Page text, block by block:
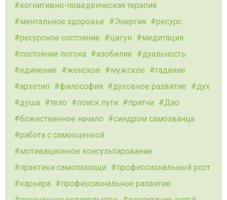
когнитивно-поведенческая терапия
ментальное здоровье
Энергия
ресурс
ресурсное состояние
цигун
медитация
состояние потока
изобилие
дуальность
единение
женское мужское
гадание
архетип
философия духовное развитие
дух
душа
тело поиск пути притчи
Дао
божественное начало
синдром самозванца
работа с самооценкой
мотивационное консультирование
практики самопомощи
профессиональный рост
карьера
профессиональное развитие